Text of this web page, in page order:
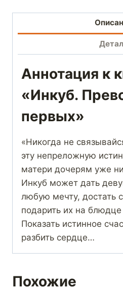
Аннотация к
«Инкуб.
первых»
«Никогда не
эту непреложную
матери дочерям уже
Инкуб может дать
любую мечту, достать
подарить их на
Показать истинное
разбить сердце…
Похожие